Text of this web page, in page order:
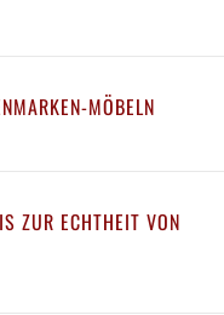
MÖBELN
ZUR ECHTHEIT VON